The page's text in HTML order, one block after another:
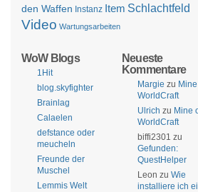
den Waffen Instanz Item Schlachtfeld
Video Wartungsarbeiten
Neueste
Kommentare
Margie zu
WorldCraft
Ulrich zu Mine
WorldCraft
biffi2301 zu
Gefunden:
QuestHelper
Leon zu Wie
installiere ich
WoW Blogs
1Hit
blog.skyfighter
Brainlag
Calaelen
defstance oder
meucheln
Freunde der
Muschel
Lemmis Welt